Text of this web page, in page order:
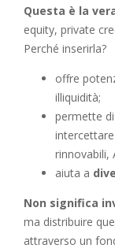
Questa è la
equity, private
Perché inserirla?
offre
illiquidità;
permette di
rinnovabili,
aiuta a
Non significa
ma distribuire
attraverso un